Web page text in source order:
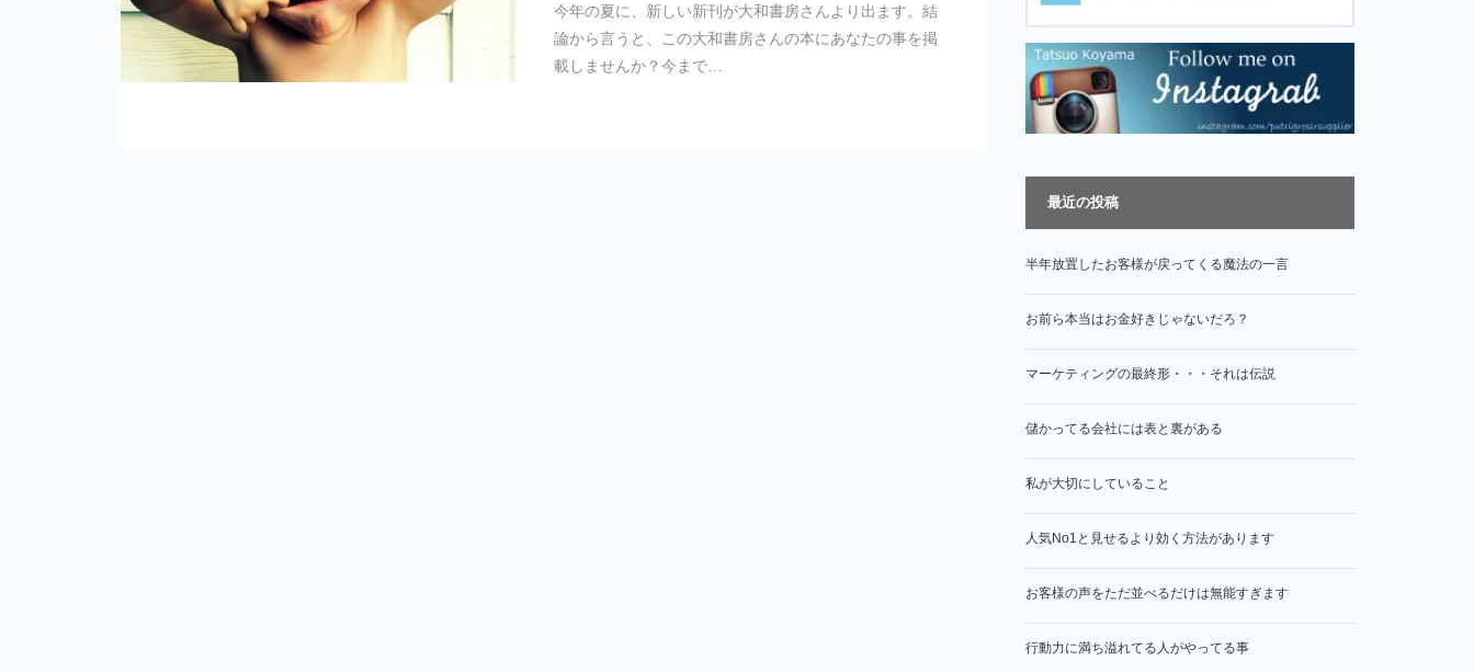
今年の夏に、新しい新刊が大和書房さんより出ます。結
論から言うと、この大和書房さんの本にあなたの事を掲
載しませんか？今まで…
最近の投稿
半年放置したお客様が戻ってくる魔法の一言
お前ら本当はお金好きじゃないだろ？
マーケティングの最終形・・・それは伝説
儲かってる会社には表と裏がある
私が大切にしていること
人気No1と見せるより効く方法があります
お客様の声をただ並べるだけは無能すぎます
行動力に満ち溢れてる人がやってる事